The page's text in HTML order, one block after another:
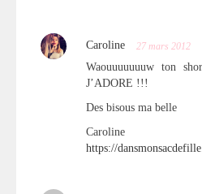
Caroline 27 mars 2012
Waouuuuuuuw ton
J’ADORE !!!
Des bisous ma belle
https://